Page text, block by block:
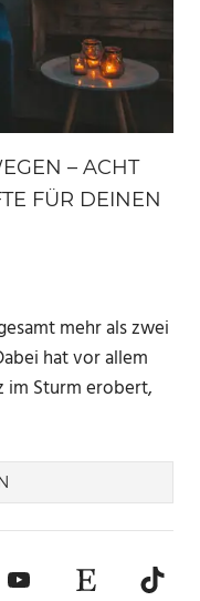
– ACHT
FÜR DEINEN
mehr als zwei
hat vor allem
im Sturm erobert,
YouTube
Etsy-Shop